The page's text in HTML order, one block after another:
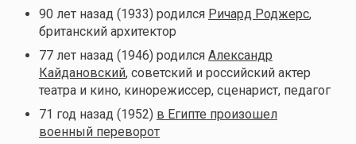
90 лет назад (1933) родился Ричард Роджерс,
британский архитектор
77 лет назад (1946) родился Александр
Кайдановский, советский и российский актер
театра и кино, кинорежиссер, сценарист, педагог
71 год назад (1952) в Египте произошел
военный переворот